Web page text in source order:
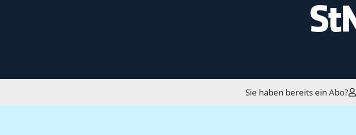
Sie haben bereits ein Abo?